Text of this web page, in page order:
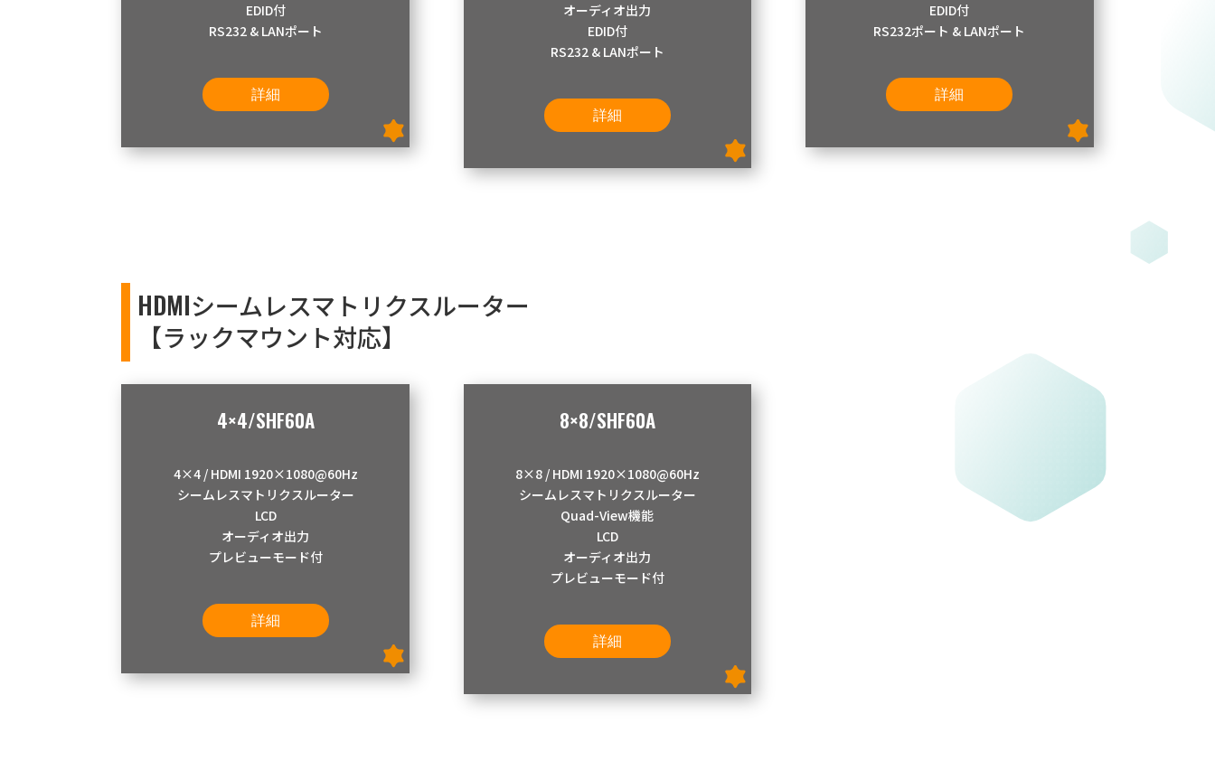
EDID付
RS232 & LANポート
詳細
オーディオ出力
EDID付
RS232 & LANポート
詳細
EDID付
RS232ポート & LANポート
詳細
HDMIシームレスマトリクスルーター
【ラックマウント対応】
4×4/SHF60A
4×4 / HDMI 1920×1080@60Hz
シームレスマトリクスルーター
LCD
オーディオ出力
プレビューモード付
詳細
8×8/SHF60A
8×8 / HDMI 1920×1080@60Hz
シームレスマトリクスルーター
Quad-View機能
LCD
オーディオ出力
プレビューモード付
詳細